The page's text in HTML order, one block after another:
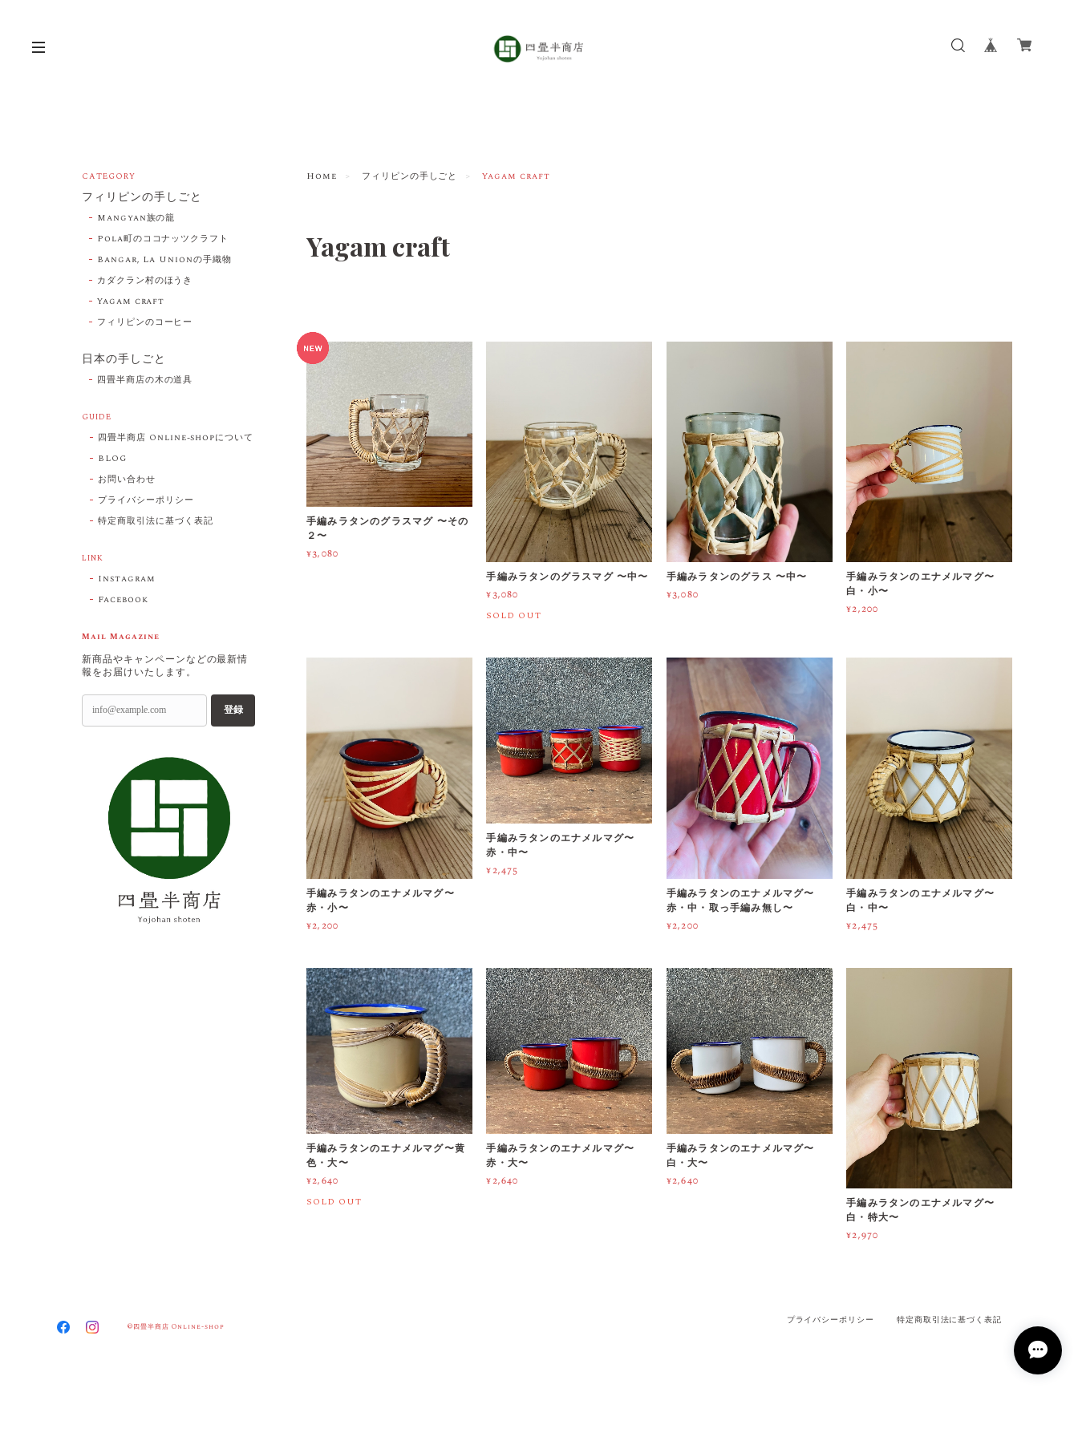
Home フィリピンの手しごと Yagam craft
Yagam craft
手編みラタンのグラスマグ 〜その
２〜
¥3,080
手編みラタンのグラスマグ 〜中〜
¥3,080
SOLD OUT
手編みラタンのグラス 〜中〜
¥3,080
手編みラタンのエナメルマグ〜
白・小〜
¥2,200
手編みラタンのエナメルマグ〜
赤・小〜
¥2,200
手編みラタンのエナメルマグ〜
赤・中〜
¥2,475
手編みラタンのエナメルマグ〜
赤・中・取っ手編み無し〜
¥2,200
手編みラタンのエナメルマグ〜
白・中〜
¥2,475
手編みラタンのエナメルマグ〜黄
色・大〜
¥2,640
SOLD OUT
手編みラタンのエナメルマグ〜
赤・大〜
¥2,640
手編みラタンのエナメルマグ〜
白・大〜
¥2,640
手編みラタンのエナメルマグ〜
白・特大〜
¥2,970
CATEGORY
フィリピンの手しごと
Mangyan族の籠
Pola町のココナッツクラフト
Bangar, La Unionの手織物
カダクラン村のほうき
Yagam craft
フィリピンのコーヒー
日本の手しごと
四畳半商店の木の道具
GUIDE
四畳半商店 Online-shopについて
BLOG
お問い合わせ
プライバシーポリシー
特定商取引法に基づく表記
LINK
Instagram
Facebook
Mail Magazine
新商品やキャンペーンなどの最新情
報をお届けいたします。
登録
プライバシーポリシー 特定商取引法に基づく表記
©四畳半商店 Online-shop